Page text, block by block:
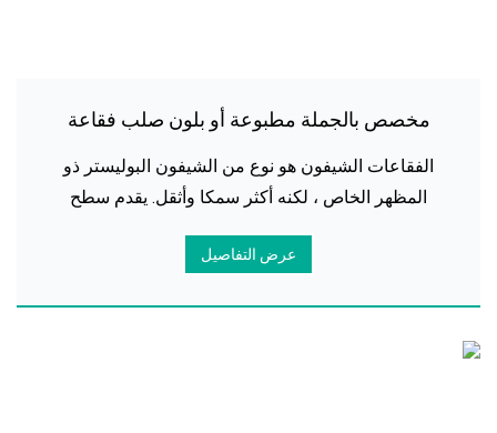
مخصص بالجملة مطبوعة أو بلون صلب فقاعة
الفقاعات الشيفون هو نوع من الشيفون البوليستر ذو
المظهر الخاص ، لكنه أكثر سمكا وأثقل. يقدم سطح
هنا يأتي الاسم. الكبير
عرض التفاصيل